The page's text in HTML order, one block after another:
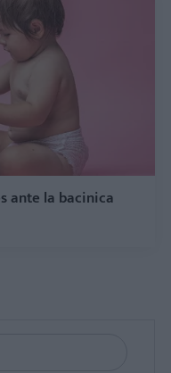
ante la bacinica